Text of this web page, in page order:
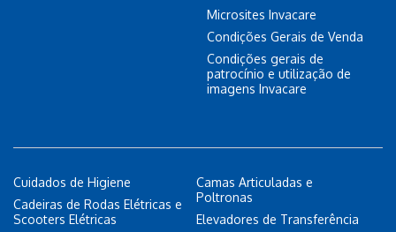
Microsites Invacare
Condições Gerais de Venda
Condições gerais de
patrocínio e utilização de
imagens Invacare
Cuidados de Higiene
Cadeiras de Rodas Elétricas e
Scooters Elétricas
Camas Articuladas e
Poltronas
Elevadores de Transferência